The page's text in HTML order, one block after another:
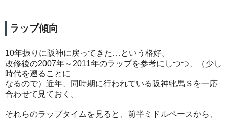
ラップ傾向
10年振りに阪神に戻ってきた…という格好。
改修後の2007年～2011年のラップを参考にしつつ、（少し
時代を遡ることに
なるので）近年、同時期に行われている阪神牝馬Ｓを一応
合わせて見ておく。
それらのラップタイムを見ると、前半ミドルペースから、